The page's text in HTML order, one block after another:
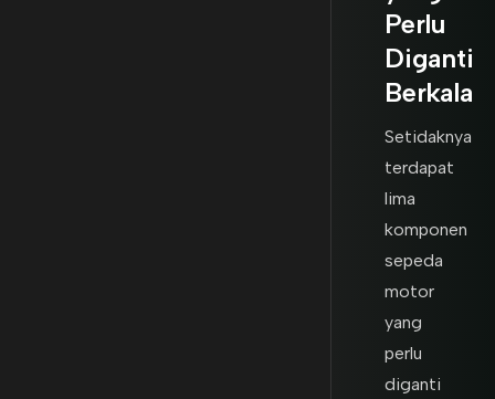
Perlu
Diganti
Berkala
Setidaknya
terdapat
lima
komponen
sepeda
motor
yang
perlu
diganti